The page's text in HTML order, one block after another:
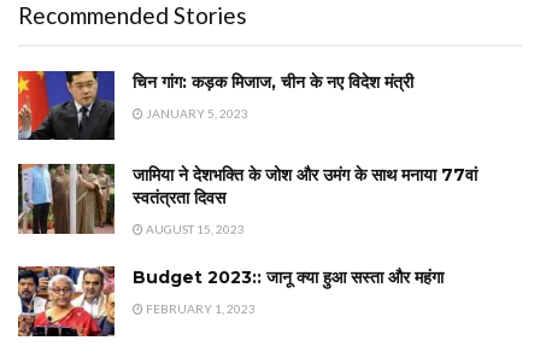
Recommended Stories
चिन गांग: कड़क मिजाज, चीन के नए विदेश मंत्री
JANUARY 5, 2023
जामिया ने देशभक्ति के जोश और उमंग के साथ मनाया 77वां
स्वतंत्रता दिवस
AUGUST 15, 2023
Budget 2023:: जानू क्या हुआ सस्ता और महंगा
FEBRUARY 1, 2023